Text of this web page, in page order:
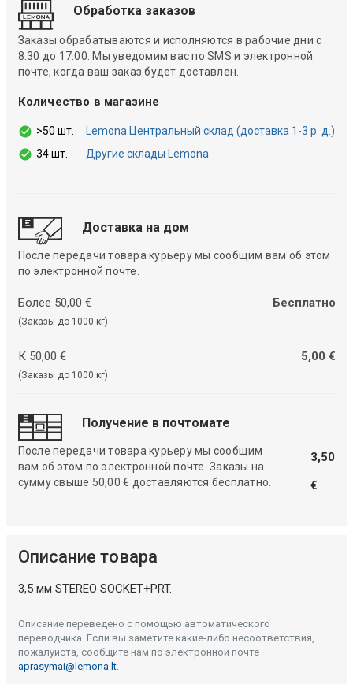
Обработка заказов
Заказы обрабатываются и исполняются в рабочие дни с
8.30 до 17.00. Мы уведомим вас по SMS и электронной
почте, когда ваш заказ будет доставлен.
Количество в магазине
>50 шт.
Lemona Центральный склад (доставка 1-3 р. д.)
34 шт.
Другие склады Lemona
Доставка на дом
После передачи товара курьеру мы сообщим вам об этом
по электронной почте.
Более 50,00 €
(Заказы до 1000 кг)
Бесплатно
К 50,00 €
(Заказы до 1000 кг)
5,00 €
Получение в почтомате
После передачи товара курьеру мы сообщим
вам об этом по электронной почте. Заказы на
сумму свыше 50,00 € доставляются бесплатно.
3,50
€
Описание товара
3,5 мм STEREO SOCKET+PRT.
Описание переведено с помощью автоматического
переводчика. Если вы заметите какие-либо несоответствия,
пожалуйста, сообщите нам по электронной почте
aprasymai@lemona.lt.